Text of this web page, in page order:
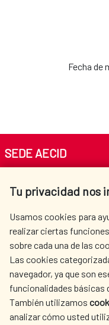
Fecha de
Tu privacidad nos
Usamos cookies para
realizar ciertas
sobre cada una de las
Las cookies
navegador, ya que son
funcionalidades básicas
También utilizamos
analizar cómo usted
SEDE AECID
Tel. +34 900 20 30 54​​​​​​​
AECID
SPANISH
ACTION
CULTURE AND